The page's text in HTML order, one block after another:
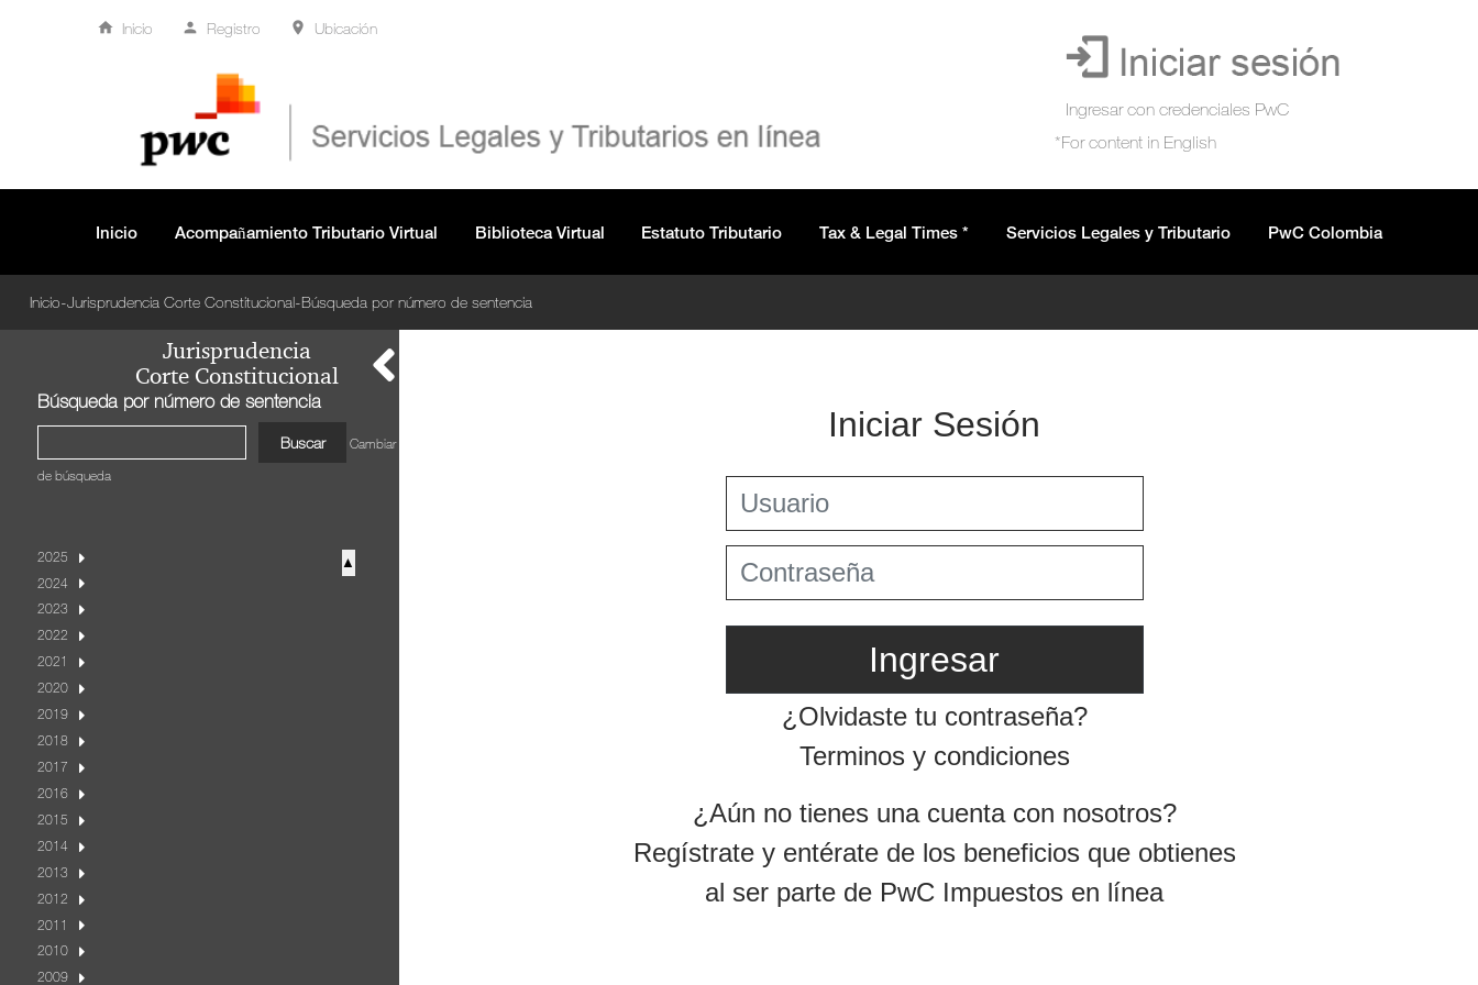
Inicio Registro Ubicación
Inicio Acompañamiento Tributario Virtual Biblioteca Virtual Estatuto Tributario Tax & Legal Times * Servicios Legales y Tributario PwC Colombia
Inicio-Jurisprudencia Corte Constitucional-Búsqueda por número de sentencia
▲
Jurisprudencia
Corte Constitucional
Búsqueda por número de sentencia
Cambiar criterio
de búsqueda
2025
2024
2023
2022
2021
2020
2019
2018
2017
2016
2015
2014
2013
2012
2011
2010
2009